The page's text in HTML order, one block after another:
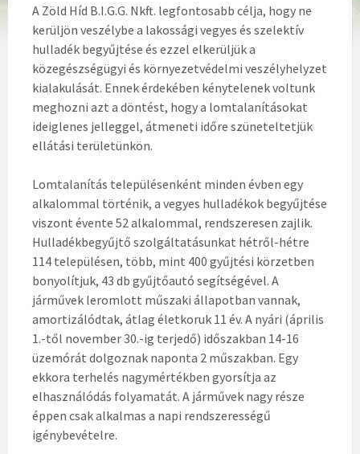
A Zöld Híd B.I.G.G. Nkft. legfontosabb célja, hogy ne
kerüljön veszélybe a lakossági vegyes és szelektív
hulladék begyűjtése és ezzel elkerüljük a
közegészségügyi és környezetvédelmi veszélyhelyzet
kialakulását. Ennek érdekében kénytelenek voltunk
meghozni azt a döntést, hogy a lomtalanításokat
ideiglenes jelleggel, átmeneti időre szüneteltetjük
ellátási területünkön.
Lomtalanítás településenként minden évben egy
alkalommal történik, a vegyes hulladékok begyűjtése
viszont évente 52 alkalommal, rendszeresen zajlik.
Hulladékbegyűjtő szolgáltatásunkat hétről-hétre
114 településen, több, mint 400 gyűjtési körzetben
bonyolítjuk, 43 db gyűjtőautó segítségével. A
járművek leromlott műszaki állapotban vannak,
amortizálódtak, átlag életkoruk 11 év. A nyári (április
1.-től november 30.-ig terjedő) időszakban 14-16
üzemórát dolgoznak naponta 2 műszakban. Egy
ekkora terhelés nagymértékben gyorsítja az
elhasználódás folyamatát. A járművek nagy része
éppen csak alkalmas a napi rendszerességű
igénybevételre.